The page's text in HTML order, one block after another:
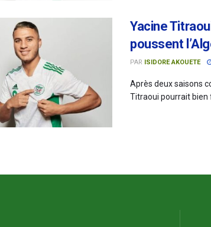
Yacine
poussent
PAR ISIDORE AKOUETE
Après deux saisons
Titraoui pourrait bien